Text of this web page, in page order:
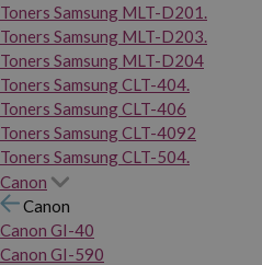
Toners Samsung MLT-D201.
Toners Samsung MLT-D203.
Toners Samsung MLT-D204
Toners Samsung CLT-404.
Toners Samsung CLT-406
Toners Samsung CLT-4092
Toners Samsung CLT-504.
Canon
Canon
Canon GI-40
Canon GI-590